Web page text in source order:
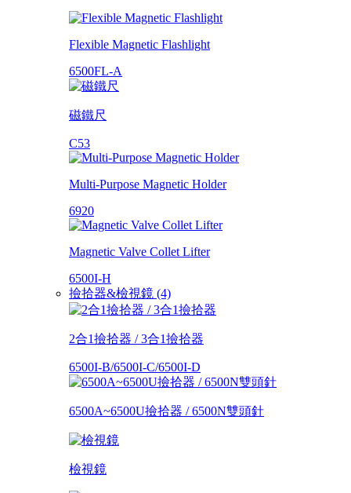
Flexible Magnetic Flashlight
6500FL-A
磁鐵尺
C53
Multi-Purpose Magnetic Holder
6920
Magnetic Valve Collet Lifter
6500I-H
撿拾器&檢視鏡 (4)
2合1撿拾器 / 3合1撿拾器
6500I-B/6500I-C/6500I-D
6500A~6500U撿拾器 / 6500N雙頭針
檢視鏡